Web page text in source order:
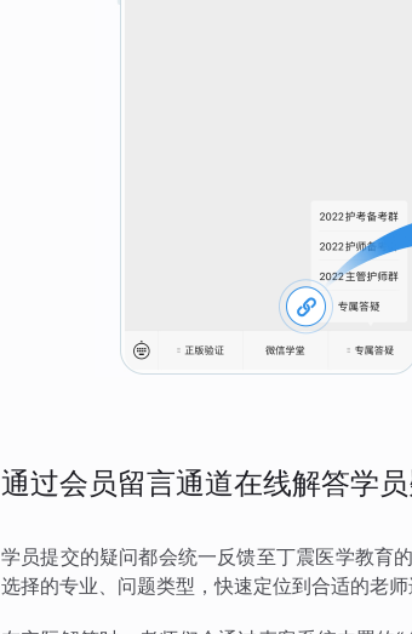
通过会员留言通道在线解答学
学员提交的疑问都会统一反馈至丁震医学教育
选择的专业、问题类型，快速定位到合适的老